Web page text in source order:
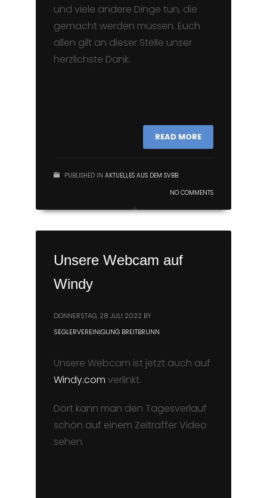
und viele andere Dinge tun, die
gemacht werden müssen. Euch
allen gilt an dieser Stelle unser
herzlichste Dank.
READ MORE
PUBLISHED IN AKTUELLES AUS DEM SVBB
NO COMMENTS
Unsere Webcam auf
Windy
DONNERSTAG, 28 JULI 2022 BY
SEGLERVEREINIGUNG BREITBRUNN
Unsere Webcam ist jetzt auch auf
Windy.com verlinkt.
Dort kann man den Tagesverlauf
schön auf einem Zeitraffer Video
sehen.